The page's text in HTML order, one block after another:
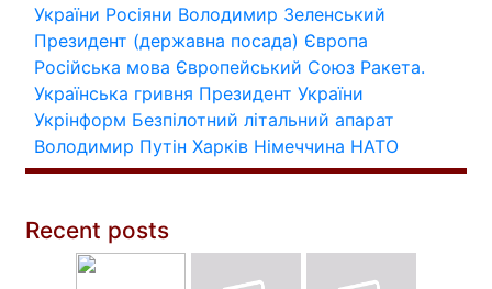
України Росіяни Володимир Зеленський
Президент (державна посада) Європа
Російська мова Європейський Союз Ракета.
Українська гривня Президент України
Укрінформ Безпілотний літальний апарат
Володимир Путін Харків Німеччина НАТО
Recent posts